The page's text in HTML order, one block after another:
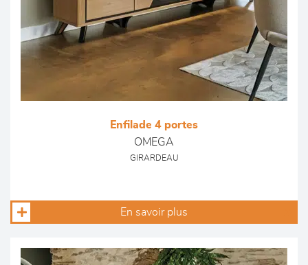
Enfilade 4 portes
OMEGA
GIRARDEAU
En savoir plus